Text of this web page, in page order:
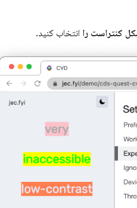
کنتراست را انتخاب کنید.